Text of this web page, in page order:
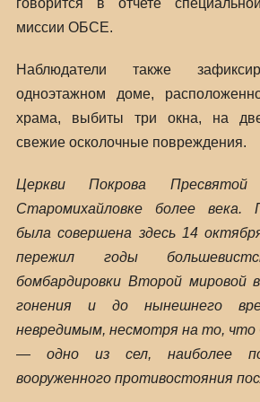
говорится в отчете
миссии ОБСЕ.
Наблюдатели также
одноэтажном доме,
храма, выбиты три окна, на
свежие осколочные повреждения.
Церкви Покрова
Старомихайловке более века.
была совершена здесь 14
пережил годы
бомбардировки Второй мировой
гонения и до нынешнего
невредимым, несмотря на то, что
— одно из сел, наиболее
вооруженного противостояния